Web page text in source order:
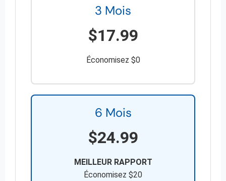
3 Mois
$17.99
Économisez $0
6 Mois
$24.99
MEILLEUR RAPPORT
Économisez $20